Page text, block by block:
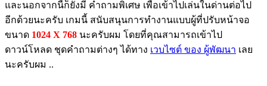
และนอกจากนี้ก็ยังมี คำถามพิเศษ เพื่อเข้าไปเล่นในด่านต่อไป
อีกด้วยนะครับ เกมนี้ สนับสนุนการทำงานแบบผู้ที่ปรับหน้าจอ
ขนาด 1024 X 768 นะครับผม โดยที่คุณสามารถเข้าไป
ดาวน์โหลด ชุดคำถามต่างๆ ได้ทาง เวบไซต์ ของ ผู้พัฒนา เลย
นะครับผม ..